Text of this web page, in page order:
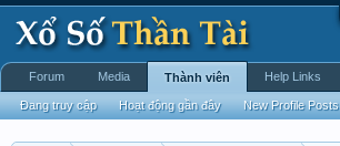
Forum Media Thành viên
Đang truy cập Hoạt động gần đây New Profile Posts
Help Links